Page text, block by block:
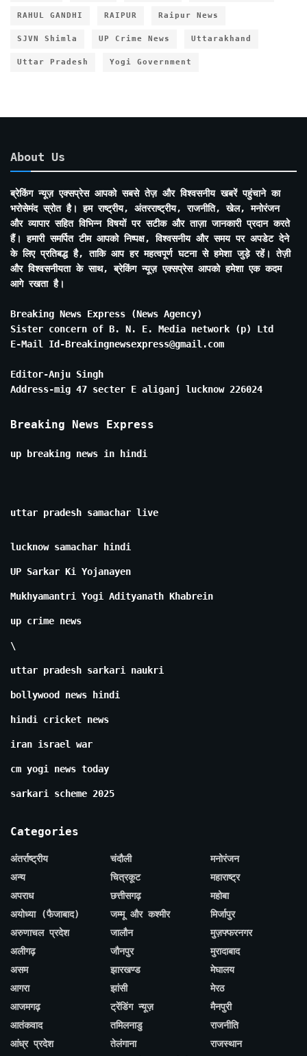
RAHUL GANDHI RAIPUR Raipur News
SJVN Shimla UP Crime News Uttarakhand
Uttar Pradesh Yogi Government
About Us
ब्रेकिंग न्यूज़ एक्सप्रेस आपको सबसे तेज़ और विश्वसनीय खबरें पहुंचाने का
भरोसेमंद स्रोत है। हम राष्ट्रीय, अंतरराष्ट्रीय, राजनीति, खेल, मनोरंजन
और व्यापार सहित विभिन्न विषयों पर सटीक और ताज़ा जानकारी प्रदान करते
हैं। हमारी समर्पित टीम आपको निष्पक्ष, विश्वसनीय और समय पर अपडेट देने
के लिए प्रतिबद्ध है, ताकि आप हर महत्वपूर्ण घटना से हमेशा जुड़े रहें। तेज़ी
और विश्वसनीयता के साथ, ब्रेकिंग न्यूज़ एक्सप्रेस आपको हमेशा एक कदम
आगे रखता है।
Breaking News Express (News Agency)
Sister concern of B. N. E. Media network (p) Ltd
E-Mail Id-Breakingnewsexpress@gmail.com
Editor-Anju Singh
Address-mig 47 secter E aliganj lucknow 226024
Breaking News Express
up breaking news in hindi
uttar pradesh samachar live
lucknow samachar hindi
UP Sarkar Ki Yojanayen
Mukhyamantri Yogi Adityanath Khabrein
up crime news
\
uttar pradesh sarkari naukri
bollywood news hindi
hindi cricket news
iran israel war
cm yogi news today
sarkari scheme 2025
Categories
अंतर्राष्ट्रीय
अन्य
अपराध
अयोध्या (फैजाबाद)
अरुणाचल प्रदेश
अलीगढ़
असम
आगरा
आजमगढ़
आतंकवाद
आंध्र प्रदेश
चंदौली
चित्रकूट
छत्तीसगढ़
जम्मू और कश्मीर
जालौन
जौनपुर
झारखण्ड
झांसी
ट्रेंडिंग न्यूज़
तमिलनाडु
तेलंगाना
मनोरंजन
महाराष्ट्र
महोबा
मिर्जापुर
मुज़फ्फरनगर
मुरादाबाद
मेघालय
मेरठ
मैनपुरी
राजनीति
राजस्थान